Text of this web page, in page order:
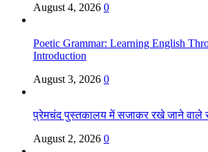
August 4, 2026 0
Poetic Grammar: Learning English
Introduction
August 3, 2026 0
प्रेमचंद पुस्तकालय में सजाकर रखे जाने वाले
August 2, 2026 0